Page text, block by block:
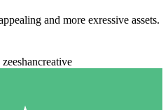
and more exressive assets.
zeeshancreative